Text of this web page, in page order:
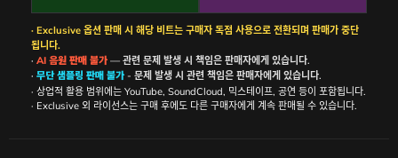
· Exclusive 옵션 판매 시 해당 비트는 구매자 독점 사용으로 전환되며 판매가 중단
됩니다.
· AI 음원 판매 불가— 관련 문제 발생 시 책임은 판매자에게 있습니다.
· 무단 샘플링 판매 불가- 문제 발생 시 관련 책임은 판매자에게 있습니다.
· 상업적 활용 범위에는 YouTube, SoundCloud, 믹스테이프, 공연 등이 포함됩니다.
· Exclusive 외 라이선스는 구매 후에도 다른 구매자에게 계속 판매될 수 있습니다.